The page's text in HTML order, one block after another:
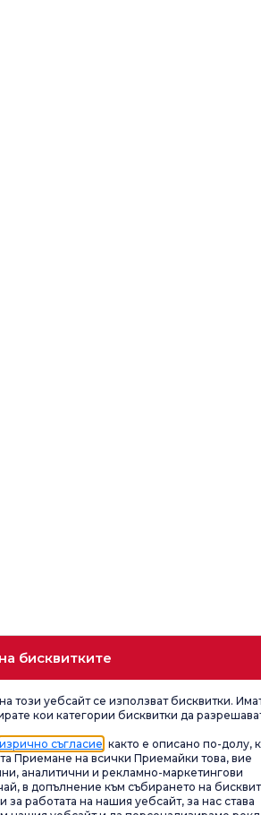
бисквитките
този уебсайт се използват бисквитки.
кои категории бисквитки да
изрично съгласие , както е описано по-долу,
Приемане на всички Приемайки това, вие
аналитични и рекламно-маркетингови
в допълнение към събирането на
за работата на нашия уебсайт, за нас става